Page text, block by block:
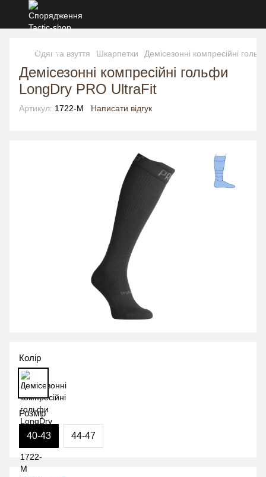
Одяг та взуття Шкарпетки Демісезонні компресійні
Демісезонні компресійні гольфи
LongDry PRO UltraFit
Артикул: 1722-M Написати відгук
Колір
Розмір
40-43 44-47